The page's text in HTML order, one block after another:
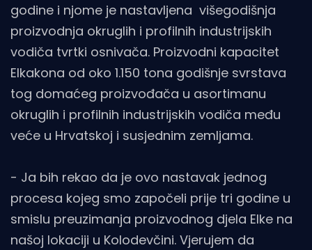
godine i njome je nastavljena višegodišnja
proizvodnja okruglih i profilnih industrijskih
vodiča tvrtki osnivača. Proizvodni kapacitet
Elkakona od oko 1.150 tona godišnje svrstava
tog domaćeg proizvođača u asortimanu
okruglih i profilnih industrijskih vodiča među
veće u Hrvatskoj i susjednim zemljama.
- Ja bih rekao da je ovo nastavak jednog
procesa kojeg smo započeli prije tri godine u
smislu preuzimanja proizvodnog djela Elke na
našoj lokaciji u Kolodevčini. Vjerujem da